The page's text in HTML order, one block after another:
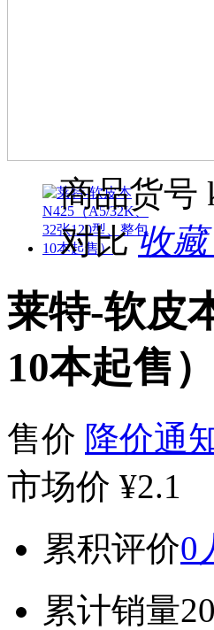
商品货号
对比 收藏
莱特-软皮
10本起售）
售价 降价通
市场价 ¥2.1
累积评价0
累计销量20